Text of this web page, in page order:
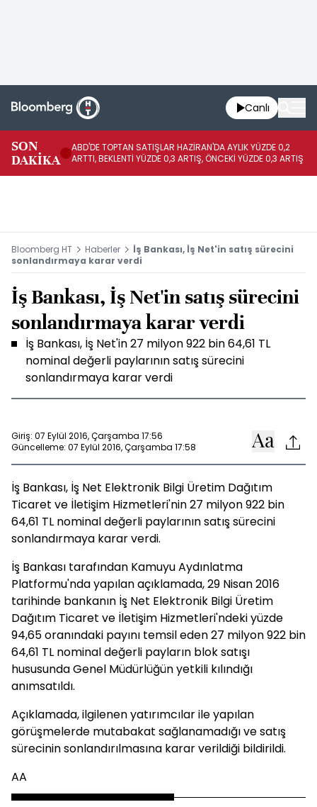
Canlı
SON
DAKİKA
ABD'DE TOPTAN SATIŞLAR HAZİRAN'DA AYLIK YÜZDE 0,2
ARTTI, BEKLENTİ YÜZDE 0,3 ARTIŞ, ÖNCEKİ YÜZDE 0,3 ARTIŞ
Bloomberg HT Haberler
İş Bankası, İş Net'in satış sürecini
sonlandırmaya karar verdi
İş Bankası, İş Net'in satış sürecini
sonlandırmaya karar verdi
İş Bankası, İş Net'in 27 milyon 922 bin 64,61 TL
nominal değerli paylarının satış sürecini
sonlandırmaya karar verdi
Giriş: 07 Eylül 2016, Çarşamba 17:56
Güncelleme: 07 Eylül 2016, Çarşamba 17:58
İş Bankası, İş Net Elektronik Bilgi Üretim Dağıtım
Ticaret ve İletişim Hizmetleri'nin 27 milyon 922 bin
64,61 TL nominal değerli paylarının satış sürecini
sonlandırmaya karar verdi.
İş Bankası tarafından Kamuyu Aydınlatma
Platformu'nda yapılan açıklamada, 29 Nisan 2016
tarihinde bankanın İş Net Elektronik Bilgi Üretim
Dağıtım Ticaret ve İletişim Hizmetleri'ndeki yüzde
94,65 oranındaki payını temsil eden 27 milyon 922 bin
64,61 TL nominal değerli payların blok satışı
hususunda Genel Müdürlüğün yetkili kılındığı
anımsatıldı.
Açıklamada, ilgilenen yatırımcılar ile yapılan
görüşmelerde mutabakat sağlanamadığı ve satış
sürecinin sonlandırılmasına karar verildiği bildirildi.
AA